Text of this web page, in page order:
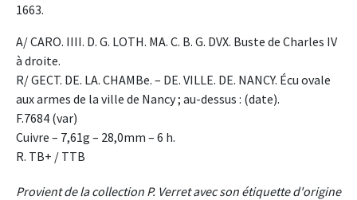
1663.
A/ CARO. IIII. D. G. LOTH. MA. C. B. G. DVX. Buste de Charles IV
à droite.
R/ GECT. DE. LA. CHAMBe. – DE. VILLE. DE. NANCY. Écu ovale
aux armes de la ville de Nancy ; au-dessus : (date).
F.7684 (var)
Cuivre – 7,61g – 28,0mm – 6 h.
R. TB+ / TTB
Provient de la collection P. Verret avec son étiquette d'origine